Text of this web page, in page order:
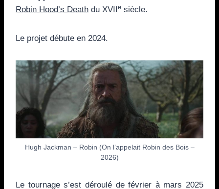
Robin Hood’s Death du XVIIe siècle.
Le projet débute en 2024.
Hugh Jackman – Robin (On l’appelait Robin des Bois –
2026)
Le tournage s’est déroulé de février à mars 2025